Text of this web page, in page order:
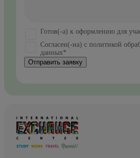
Готов(-а) к оформлению для
Согласен(-на) с политикой
данных*
Отправить заявку